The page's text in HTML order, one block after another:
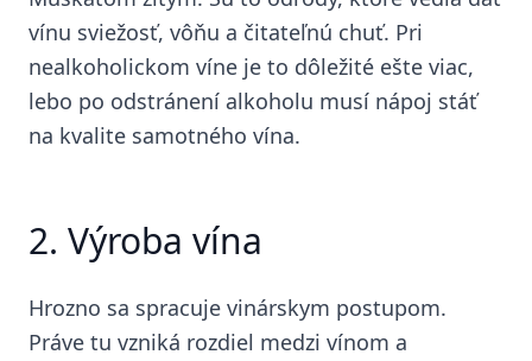
vínu sviežosť, vôňu a čitateľnú chuť. Pri
nealkoholickom víne je to dôležité ešte viac,
lebo po odstránení alkoholu musí nápoj stáť
na kvalite samotného vína.
2. Výroba vína
Hrozno sa spracuje vinárskym postupom.
Práve tu vzniká rozdiel medzi vínom a